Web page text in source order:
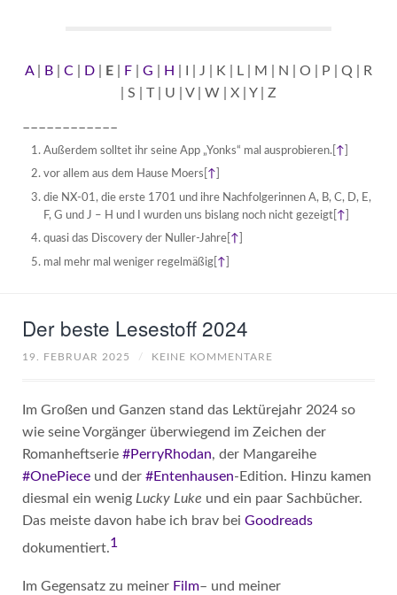
A| B C D E F G H
| I | J | K | L | M | N | O | P | Q | R
| S | T | U | V | W | X | Y | Z
––––––––––––
Außerdem solltet ihr seine App „Yonks“ mal ausprobieren.[ ↑
vor allem aus dem Hause Moers ↑
die NX-01, die erste 1701 und ihre Nachfolgerinnen A, B, C, D, E,
F, G und J – H und I wurden uns bislang noch nicht gezeigt[ ↑
quasi das Discovery der Nuller-Jahre[ ↑
mal mehr mal weniger regelmäßig[ ↑
Der beste Lesestoff 2024
19. FEBRUAR 2025 / KEINE KOMMENTARE
Im Großen und Ganzen stand das Lektürejahr 2024 so
wie seine Vorgänger überwiegend im Zeichen der
Romanheftserie #PerryRhodan, der Mangareihe
#OnePieceund der #Entenhausen-Edition. Hinzu kamen
diesmal ein wenig Lucky Luke und ein paar Sachbücher.
Das meiste davon habe ich brav bei Goodreads
dokumentiert.1
Im Gegensatz zu meiner Film– und meiner